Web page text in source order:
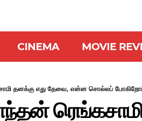
CINEMA MOVIE
தனக்கு எது தேவை, என்ன சொல்லப் போகிறோம்